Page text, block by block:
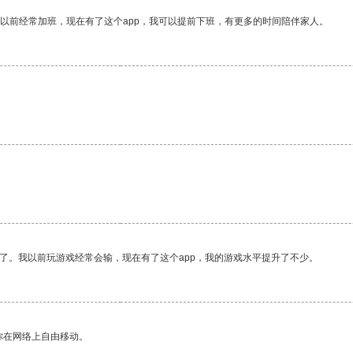
经常加班，现在有了这个app，我可以提前下班，有更多的时间陪伴家人。
我以前玩游戏经常会输，现在有了这个app，我的游戏水平提升了不少。
网络上自由移动。